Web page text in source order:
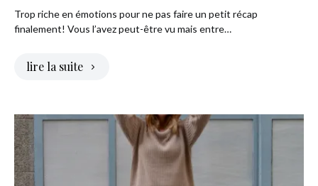
Trop riche en émotions pour ne pas faire un petit récap
finalement! Vous l’avez peut-être vu mais entre…
lire la suite